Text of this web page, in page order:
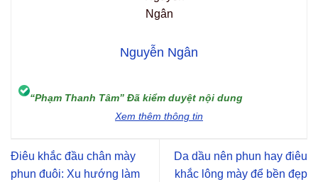
Nguyễn Ngân
“Phạm Thanh Tâm” Đã kiểm duyệt nội dung
Xem thêm thông tin
Điêu khắc đầu chân mày
phun đuôi: Xu hướng làm
Da dầu nên phun hay điêu
khắc lông mày để bền đẹp